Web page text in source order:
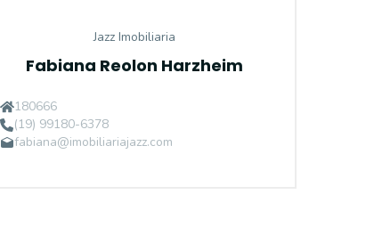
Jazz Imobiliaria
Fabiana Reolon Harzheim
180666
(19) 99180-6378
fabiana@imobiliariajazz.com